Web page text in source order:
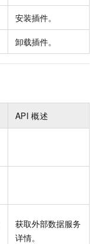
安装插件。
卸载插件。
API 概述
获取外部数据服务
详情。